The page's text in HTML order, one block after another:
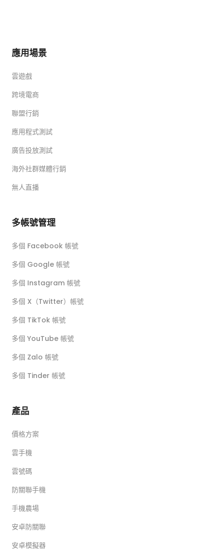
應用場景
雲遊戲
跨境電商
聯盟行銷
應用程式測試
廣告投放測試
海外社群媒體行銷
無人直播
多帳號管理
多個 Facebook 帳號
多個 Google 帳號
多個 Instagram 帳號
多個 X（Twitter）帳號
多個 TikTok 帳號
多個 YouTube 帳號
多個 Zalo 帳號
多個 Tinder 帳號
產品
價格方案
雲手機
雲號碼
防關聯手機
手機農場
安卓防關聯
安卓模擬器